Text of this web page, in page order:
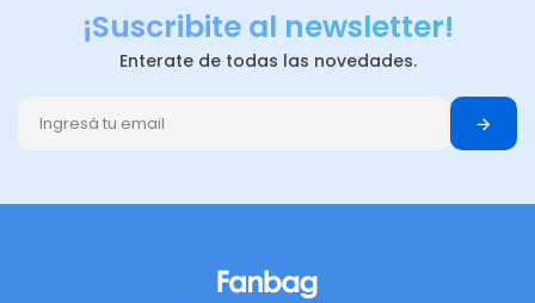
¡Suscribite al newsletter!
Enterate de todas las novedades.